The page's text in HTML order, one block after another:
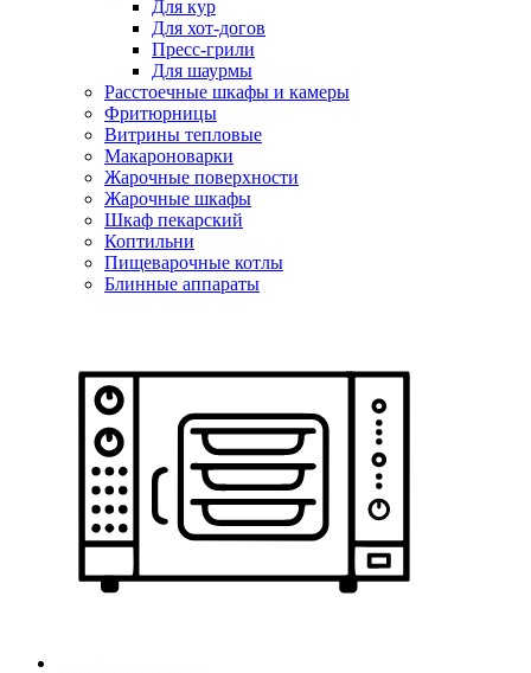
Для кур
Для хот-догов
Пресс-грили
Для шаурмы
Расстоечные шкафы и камеры
Фритюрницы
Витрины тепловые
Макароноварки
Жарочные поверхности
Жарочные шкафы
Шкаф пекарский
Коптильни
Пищеварочные котлы
Блинные аппараты